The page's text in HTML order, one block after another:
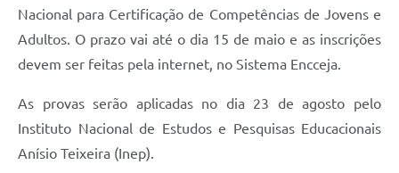
Galeria de Vídeos
Projetos
Legislação
Links
Nacional para Certificação de Competências de Jovens e
Adultos. O prazo vai até o dia 15 de maio e as inscrições
devem ser feitas pela internet, no Sistema Encceja.
As provas serão aplicadas no dia 23 de agosto pelo
Instituto Nacional de Estudos e Pesquisas Educacionais
Anísio Teixeira (Inep).